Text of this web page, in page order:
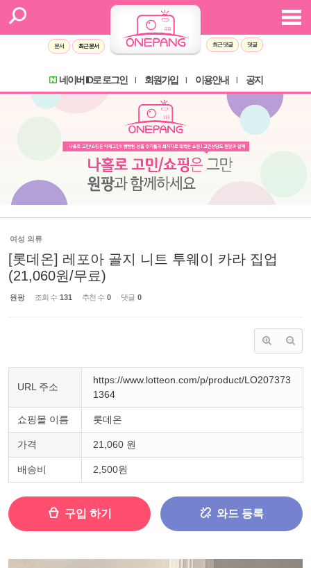
문서 최근 문서 최근 댓글 댓글
네이버 ID로 로그인 회원가입 이용안내 공지
여성 의류
[롯데온] 레포아 골지 니트 투웨이 카라 집업
(21,060원/무료)
원팡 조회 수 131 추천 수 0 댓글 0
URL 주소
https://www.lotteon.com/p/product/LO207373
1364
쇼핑몰 이름 롯데온
가격 21,060 원
배송비 2,500원
구입 하기 와드 등록